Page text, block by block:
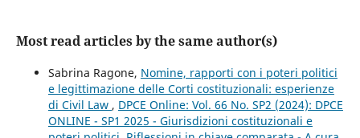
Most read articles by the same author(s)
Sabrina Ragone, Nomine, rapporti con i poteri politici
e legittimazione delle Corti costituzionali: esperienze
di Civil Law , DPCE Online: Vol. 66 No. SP2 (2024): DPCE
ONLINE - SP1 2025 - Giurisdizioni costituzionali e